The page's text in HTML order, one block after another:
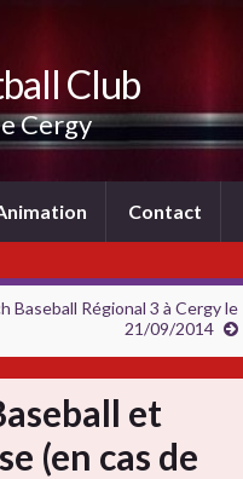
Club
Cergy
Contact
Baseball Régional 3 à Cergy le
21/09/2014
et
(en cas de